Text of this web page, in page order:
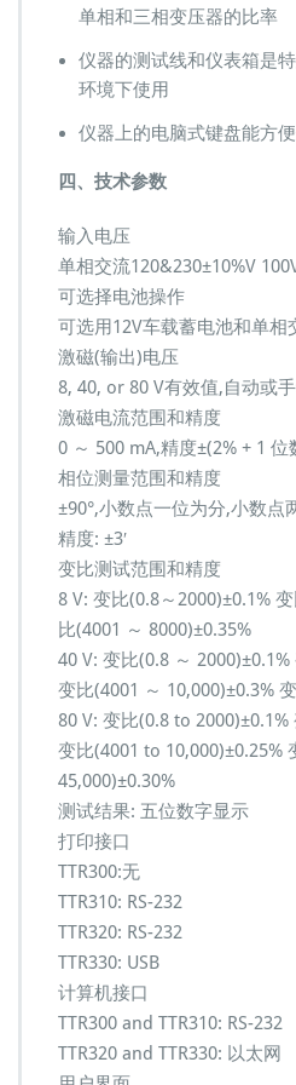
单相和三相变压器的比率
仪器的测试线和仪表箱是
环境下使用
仪器上的电脑式键盘能方
四、技术参数
输入电压
单相交流120&230±10%V
可选择电池操作
可选用12V车载蓄电池和单相
激磁(输出)电压
8, 40, or 80 V有效值,自动或
激磁电流范围和精度
0 ～ 500 mA,精度±(2% + 1
相位测量范围和精度
±90°,小数点一位为分,小数点
精度: ±3′
变比测试范围和精度
8 V: 变比(0.8～2000)±0.1%
比(4001 ～ 8000)±0.35%
40 V: 变比(0.8 ～
变比(4001 ～ 10,000)±0.3%
80 V: 变比(0.8 to
变比(4001 to 10,000)±0.25%
45,000)±0.30%
测试结果: 五位数字显示
打印接口
TTR300:无
TTR310: RS-232
TTR320: RS-232
TTR330: USB
计算机接口
TTR300 and TTR310: RS-232
TTR320 and TTR330: 以太网